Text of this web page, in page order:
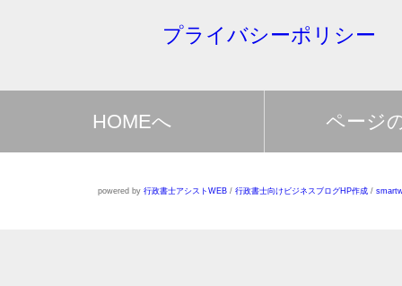
プライバシーポリシー
HOMEへ ページ
powered by 行政書士アシストWEB/ 行政書士向けビジネスブログHP作成/